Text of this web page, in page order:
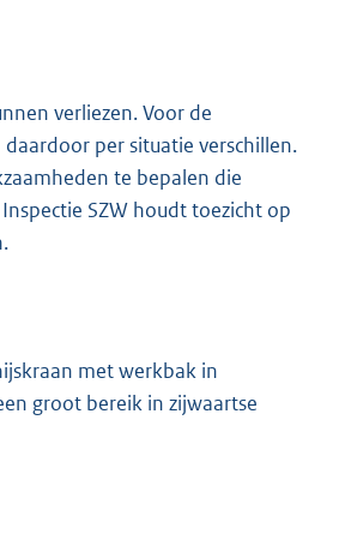
verliezen. Voor de
per situatie verschillen.
te bepalen die
SZW houdt toezicht op
met werkbak in
groot bereik in zijwaartse